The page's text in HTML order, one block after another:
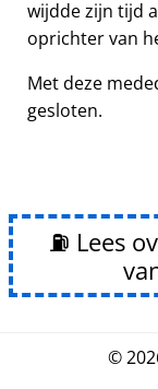
wijdde zijn tijd
oprichter van
Met deze
gesloten.
⛽ Lees
©